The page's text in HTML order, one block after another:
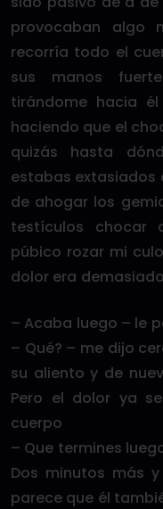
provocaban algo
recorría todo el
sus manos
tirándome hacia
haciendo que el
quizás hasta
estabas extasiados
de ahogar los
testículos chocar
púbico rozar mi
dolor era
– Acaba luego – le
– Qué? – me dijo
su aliento y de
Pero el dolor ya
cuerpo
– Que termines
Dos minutos más
parece que él